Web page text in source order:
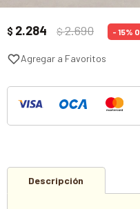
$ 2.284 $2.690 15
Descripción